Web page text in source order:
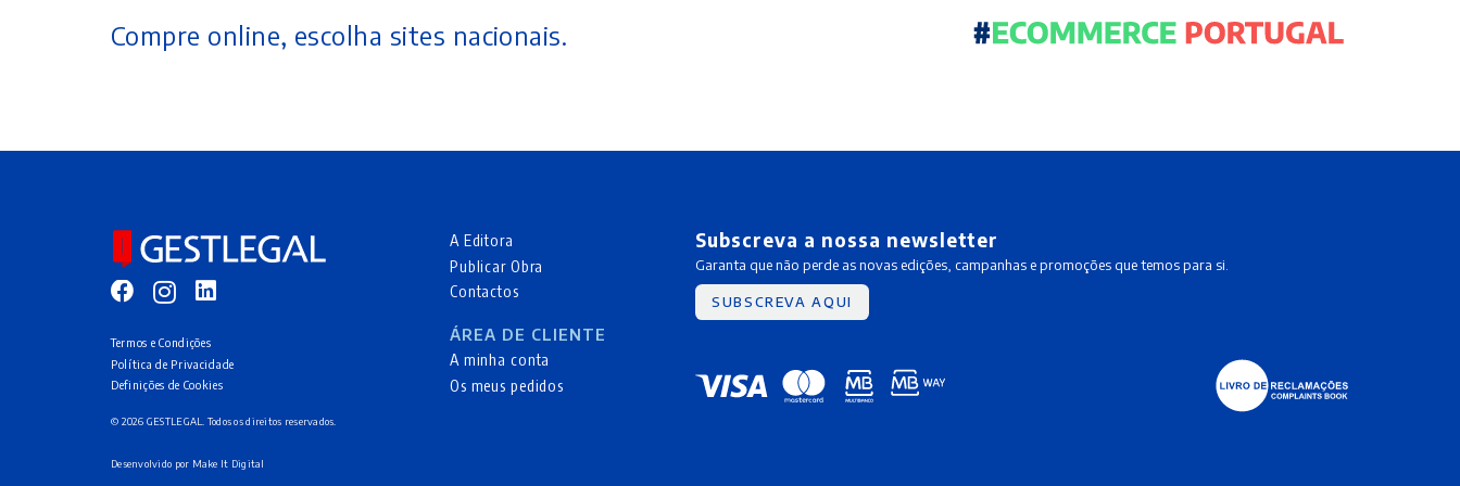
Compre online, escolha sites nacionais.
Termos e Condições
Política de Privacidade
Definições de Cookies
© 2026 GESTLEGAL. Todos os direitos reservados.
Desenvolvido por Make It Digital
A Editora
Publicar Obra
Contactos
ÁREA DE CLIENTE
A minha conta
Os meus pedidos
Subscreva a nossa newsletter
Garanta que não perde as novas edições, campanhas e promoções que temos para si.
SUBSCREVA AQUI